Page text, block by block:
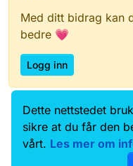
Med ditt bidrag kan
bedre 💗
Logg inn
Dette nettstedet
sikre at du får den
vårt. Les mer om